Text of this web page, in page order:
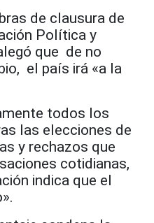
de clausura de
Política y
que de no
el país irá «a la
todos los
las elecciones de
y rechazos que
cotidianas,
indica que el